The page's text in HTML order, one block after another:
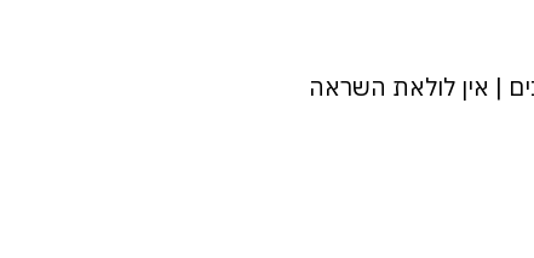
| אין לולאת השראה